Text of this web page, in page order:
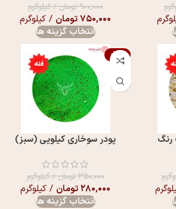
۹۰۰,۰۰۰تومان/ کیلوگرم
۷۵۰,۰۰۰تومان / کیلوگرم
انتخاب گزینه ها
رنگ
-20%
پودر سوخاری کیلویی (سبز)
۳۵۰,۰۰۰تومان/ کیلوگرم
۲۸۰,۰۰۰تومان / کیلوگرم
انتخاب گزینه ها